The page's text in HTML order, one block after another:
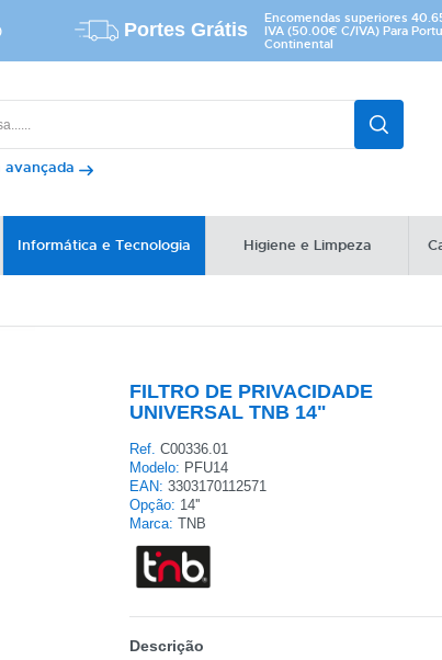
Portes Grátis
Encomendas superiores
IVA (50.00€ C/IVA) Para
Continental
avançada
Informática e Tecnologia Higiene e Limpeza
FILTRO DE PRIVACIDADE
UNIVERSAL TNB 14"
Ref. C00336.01
Modelo: PFU14
EAN: 3303170112571
Opção: 14''
Marca: TNB
Descrição